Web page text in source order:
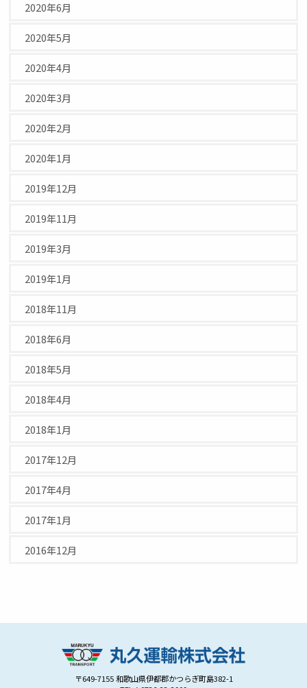
2020年6月
2020年5月
2020年4月
2020年3月
2020年2月
2020年1月
2019年12月
2019年11月
2019年3月
2019年1月
2018年11月
2018年6月
2018年5月
2018年4月
2018年1月
2017年12月
2017年4月
2017年1月
2016年12月
丸久運輸株式会社
〒649-7155 和歌山県伊都郡かつらぎ町島382-1